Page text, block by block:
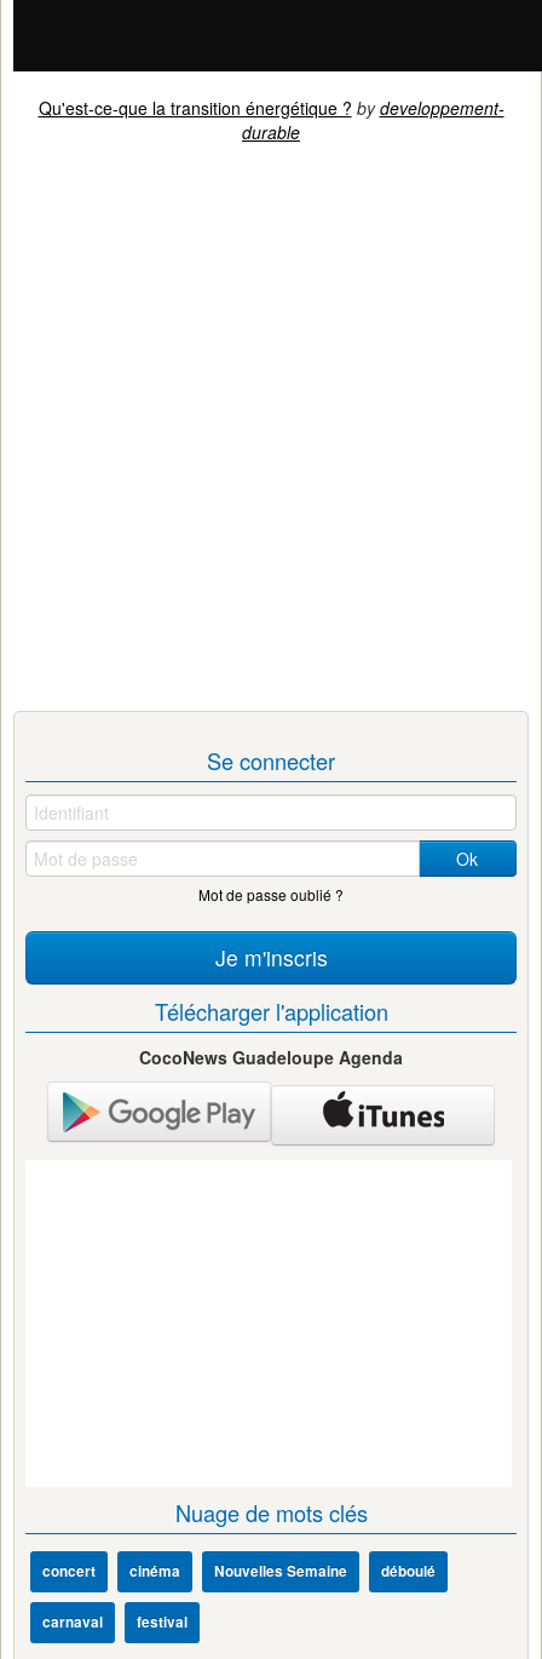
Qu'est-ce-que la transition énergétique ? bydeveloppement-
durable
Se connecter
Ok
Mot de passe oublié ?
Je m'inscris
Télécharger l'application
CocoNews Guadeloupe Agenda
Nuage de mots clés
concert cinéma Nouvelles Semaine déboulé
carnaval festival